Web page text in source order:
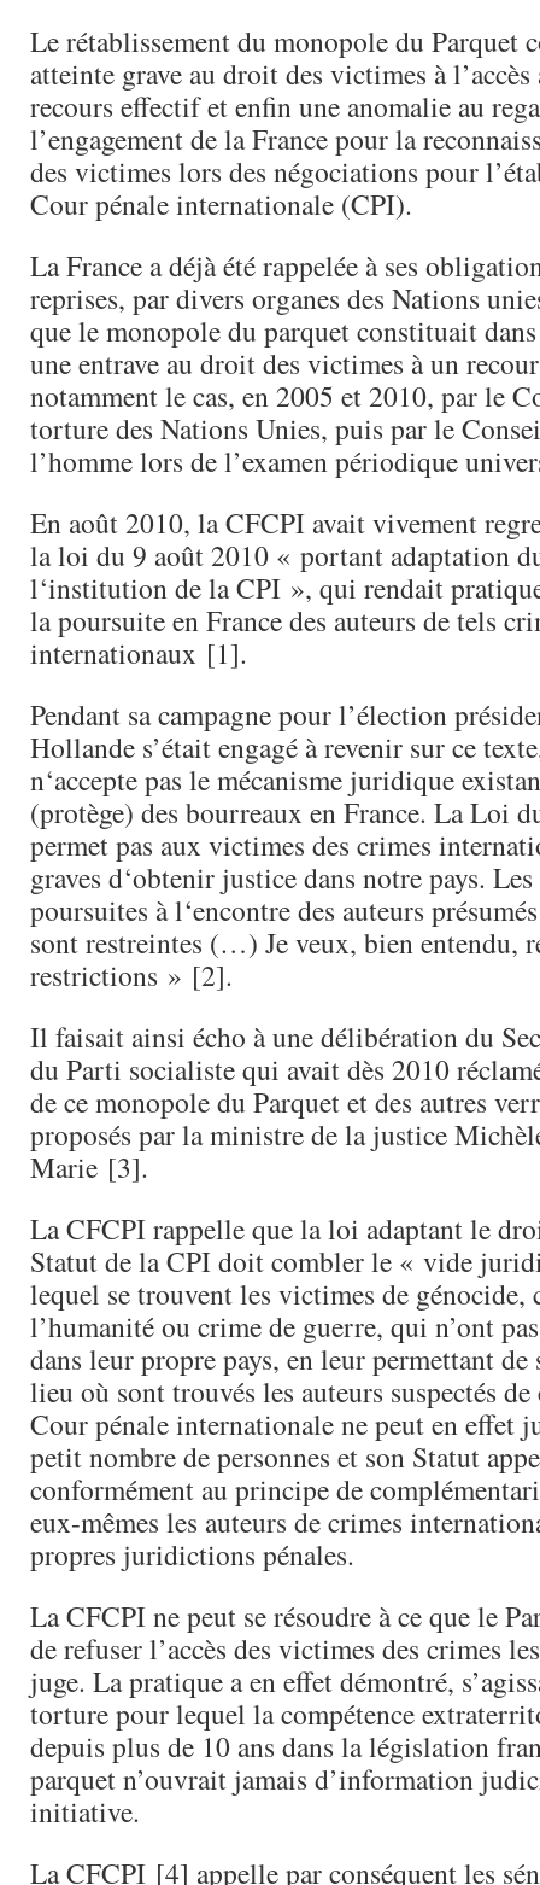
Le rétablissement du monopole du Parquet
atteinte grave au droit des victimes à
recours effectif et enfin une anomalie au
l’engagement de la France pour la
des victimes lors des négociations pour
Cour pénale internationale (CPI).
La France a déjà été rappelée à ses
reprises, par divers organes des Nations
que le monopole du parquet constituait
une entrave au droit des victimes à un
notamment le cas, en 2005 et 2010, par le
torture des Nations Unies, puis par le
l’homme lors de l’examen périodique
En août 2010, la CFCPI avait vivement
la loi du 9 août 2010 « portant adaptation
l‘institution de la CPI », qui rendait
la poursuite en France des auteurs de tels
internationaux [1].
Pendant sa campagne pour l’élection
Hollande s’était engagé à revenir sur ce
n‘accepte pas le mécanisme juridique
(protège) des bourreaux en France. La Loi
permet pas aux victimes des crimes
graves d‘obtenir justice dans notre pays.
poursuites à l‘encontre des auteurs
sont restreintes (…) Je veux, bien entendu,
restrictions » [2].
Il faisait ainsi écho à une délibération du
du Parti socialiste qui avait dès 2010
de ce monopole du Parquet et des autres
proposés par la ministre de la justice
Marie [3].
La CFCPI rappelle que la loi adaptant le
Statut de la CPI doit combler le « vide
lequel se trouvent les victimes de génocide,
l’humanité ou crime de guerre, qui n’ont
dans leur propre pays, en leur permettant
lieu où sont trouvés les auteurs suspectés
Cour pénale internationale ne peut en effet
petit nombre de personnes et son Statut
conformément au principe de
eux-­mêmes les auteurs de crimes
propres juridictions pénales.
La CFCPI ne peut se résoudre à ce que le
de refuser l’accès des victimes des crimes
juge. La pratique a en effet démontré,
torture pour lequel la compétence
depuis plus de 10 ans dans la législation
parquet n’ouvrait jamais d’information
initiative.
La CFCPI [4] appelle par conséquent les